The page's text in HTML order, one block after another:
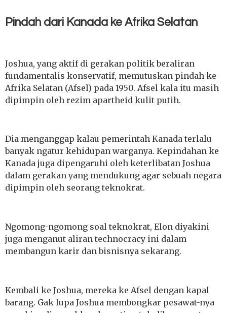
Pindah dari Kanada ke Afrika Selatan
Joshua, yang aktif di gerakan politik beraliran
fundamentalis konservatif, memutuskan pindah ke
Afrika Selatan (Afsel) pada 1950. Afsel kala itu masih
dipimpin oleh rezim apartheid kulit putih.
Dia menganggap kalau pemerintah Kanada terlalu
banyak ngatur kehidupan warganya. Kepindahan ke
Kanada juga dipengaruhi oleh keterlibatan Joshua
dalam gerakan yang mendukung agar sebuah negara
dipimpin oleh seorang teknokrat.
Ngomong-ngomong soal teknokrat, Elon diyakini
juga menganut aliran technocracy ini dalam
membangun karir dan bisnisnya sekarang.
Kembali ke Joshua, mereka ke Afsel dengan kapal
barang. Gak lupa Joshua membongkar pesawat-nya